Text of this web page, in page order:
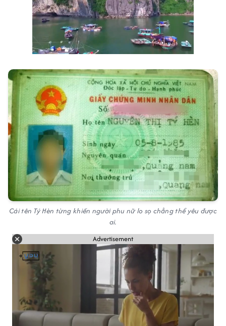
Next video in 1 Cancel
Cái tên Tý Hèn từng khiến người phu nữ lo sọ chẳng thể yêu được
ai.
Advertisement